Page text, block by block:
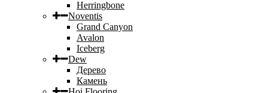
Herringbone
Noventis
Grand Canyon
Avalon
Iceberg
Dew
Дерево
Камень